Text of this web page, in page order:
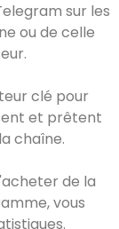
sur les
ou de celle
clé pour
et prêtent
chaîne.
de la
vous